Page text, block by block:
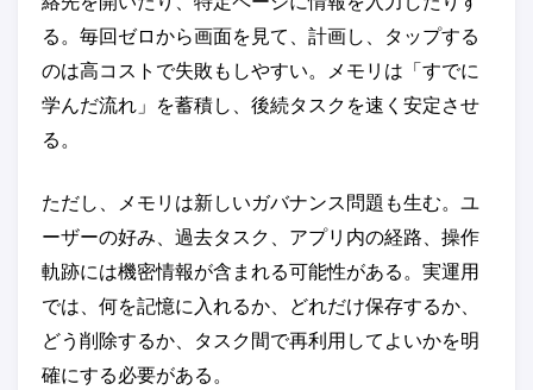
る。毎回ゼロから画面を見て、計画し、タップする
のは高コストで失敗もしやすい。メモリは「すでに
学んだ流れ」を蓄積し、後続タスクを速く安定させ
る。
ただし、メモリは新しいガバナンス問題も生む。ユ
ーザーの好み、過去タスク、アプリ内の経路、操作
軌跡には機密情報が含まれる可能性がある。実運用
では、何を記憶に入れるか、どれだけ保存するか、
どう削除するか、タスク間で再利用してよいかを明
確にする必要がある。